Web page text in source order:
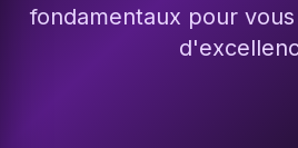
fondamentaux pour